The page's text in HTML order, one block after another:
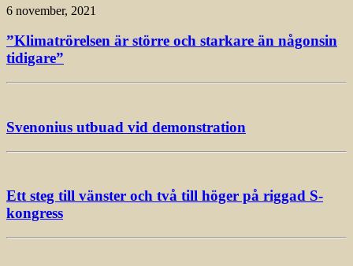
6 november, 2021
”Klimatrörelsen är större och starkare än någonsin
tidigare”
Svenonius utbuad vid demonstration
Ett steg till vänster och två till höger på riggad S-
kongress